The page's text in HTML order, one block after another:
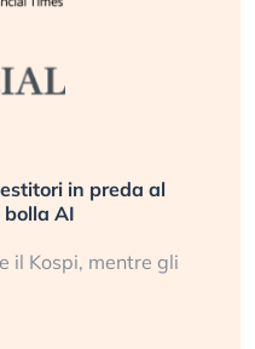
in preda al
bolla AI
il Kospi, mentre gli